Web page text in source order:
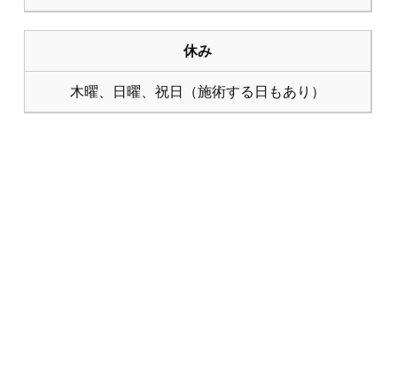
休み
木曜、日曜、祝日（施術する日もあり）